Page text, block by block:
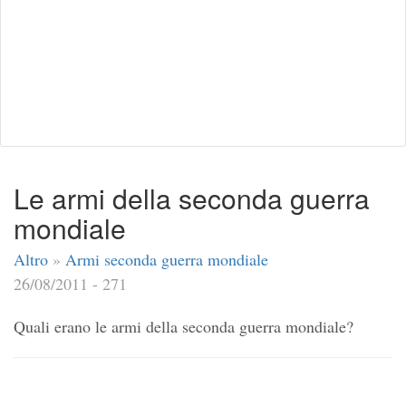
Le armi della seconda guerra
mondiale
Altro » Armi seconda guerra mondiale
26/08/2011 - 271
Quali erano le armi della seconda guerra mondiale?